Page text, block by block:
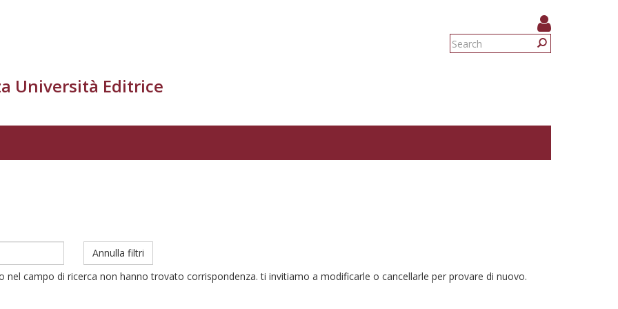
Search
Università Editrice
Annulla filtri
nel campo di ricerca non hanno trovato corrispondenza. ti invitiamo a modificarle o cancellarle per provare di nuovo.